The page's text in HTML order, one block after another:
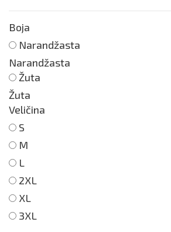
Boja
Narandžasta
Narandžasta
Žuta
Žuta
Veličina
S
M
L
2XL
XL
3XL